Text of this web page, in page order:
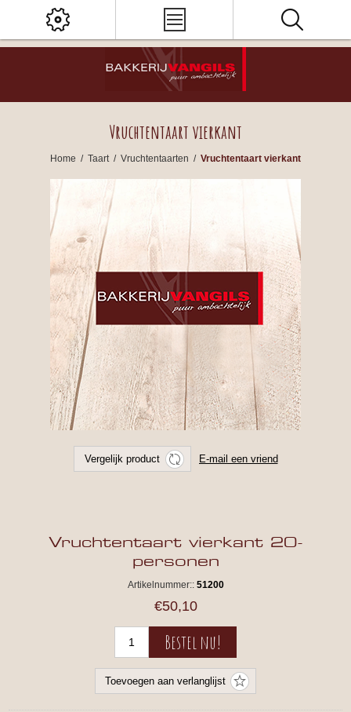
Vruchtentaart vierkant
Home / Taart / Vruchtentaarten / Vruchtentaart vierkant
Vruchtentaart vierkant 20-
personen
Artikelnummer:: 51200
€50,10